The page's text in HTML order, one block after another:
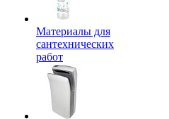
Материалы для
сантехнических
работ